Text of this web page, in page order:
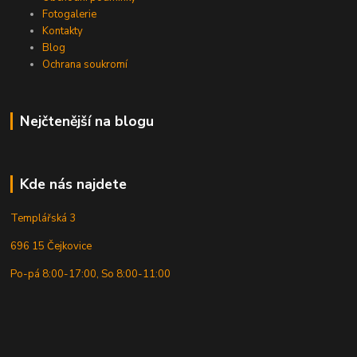
Fotogalerie
Kontakty
Blog
Ochrana soukromí
Nejčtenější na blogu
Kde nás najdete
Templářská 3
696 15 Čejkovice
Po-pá 8:00-17:00, So 8:00-11:00